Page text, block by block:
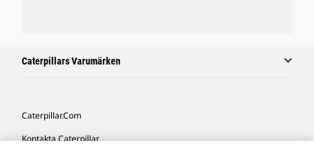
Caterpillars Varumärken
Caterpillar.com
Kontakta Caterpillar